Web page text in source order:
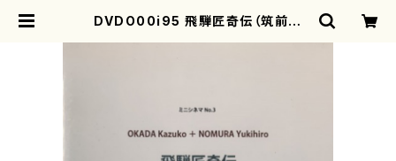
DVDO00i95 飛騨匠奇伝（筑前琵